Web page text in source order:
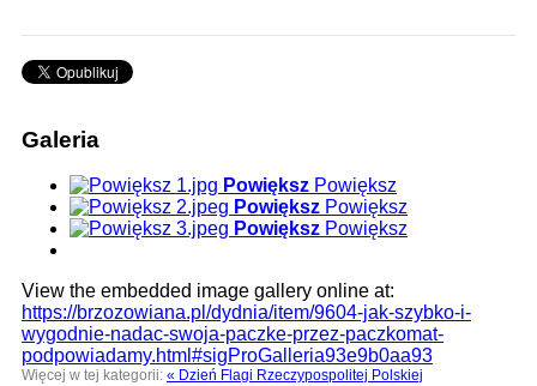
Galeria
Powiększ Powiększ
Powiększ Powiększ
Powiększ Powiększ
View the embedded image gallery online at:
https://brzozowiana.pl/dydnia/item/9604-jak-szybko-i-
wygodnie-nadac-swoja-paczke-przez-paczkomat-
podpowiadamy.html#sigProGalleria93e9b0aa93
Więcej w tej kategorii: « Dzień Flagi Rzeczypospolitej Polskiej